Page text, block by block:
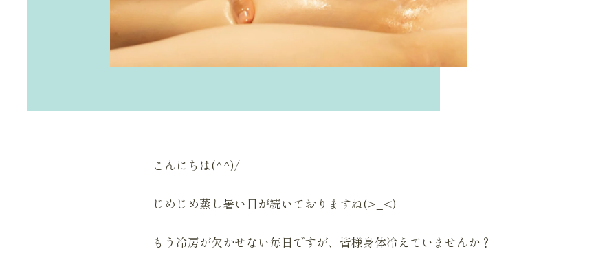
こんにちは(^^)/
じめじめ蒸し暑い日が続いておりますね(>_<)
もう冷房が欠かせない毎日ですが、皆様身体冷えていませんか？